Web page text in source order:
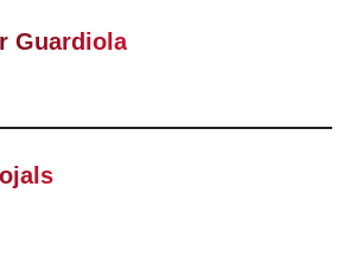
Guardiola